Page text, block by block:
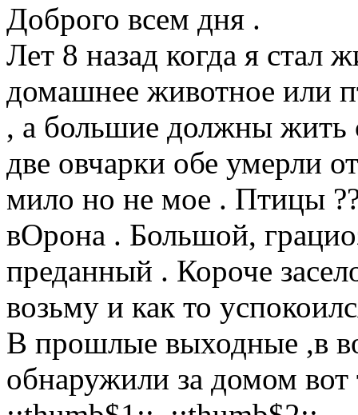
Доброго всем дня .
Лет 8 назад когда я стал
домашнее животное или
, а большие должны жить
две овчарки обе умерли
мило но не мое . Птицы
вОрона . Большой,
преданный . Короче
возьму и как то
В прошлые выходные ,в
обнаружили за домом вот